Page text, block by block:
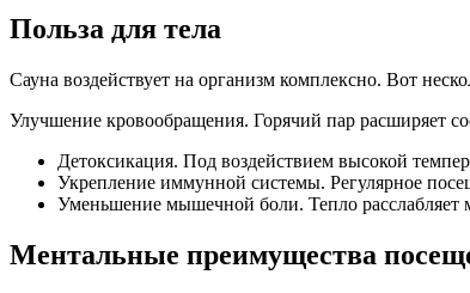
Польза для тела
Сауна воздействует на организм комплексно. Вот
Улучшение кровообращения. Горячий пар расширяет
Детоксикация. Под воздействием высокой
Укрепление иммунной системы. Регулярное
Уменьшение мышечной боли. Тепло
Ментальные преимущества